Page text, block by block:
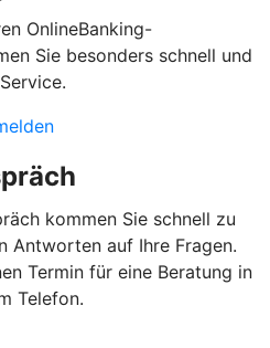
OnlineBanking-
Sie besonders schnell und
kommen Sie schnell zu
Antworten auf Ihre Fragen.
Termin für eine Beratung in
Telefon.